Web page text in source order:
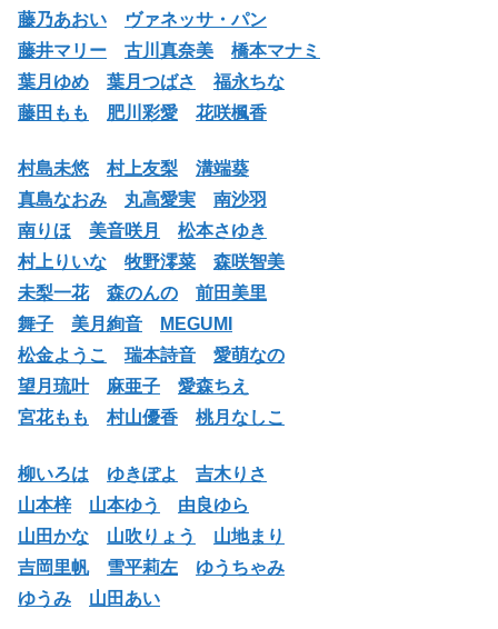
藤乃あおい
ヴァネッサ・パン
藤井マリー
古川真奈美
橋本マナミ
葉月ゆめ
葉月つばさ
福永ちな
藤田もも
肥川彩愛 花咲楓香
村島未悠 村上友梨
溝端葵
真島なおみ
丸高愛実
南沙羽
南りほ
美音咲月
松本さゆき
村上りいな
牧野澪菜
森咲智美
未梨一花
森のんの
前田美里
舞子
美月絢音
MEGUMI
松金ようこ
瑞本詩音
愛萌なの
望月琉叶
麻亜子
愛森ちえ
宮花もも
村山優香 桃月なしこ
柳いろは ゆきぽよ
吉木りさ
山本梓
山本ゆう
由良ゆら
山田かな
山吹りょう
山地まり
吉岡里帆
雪平莉左
ゆうちゃみ
ゆうみ
山田あい